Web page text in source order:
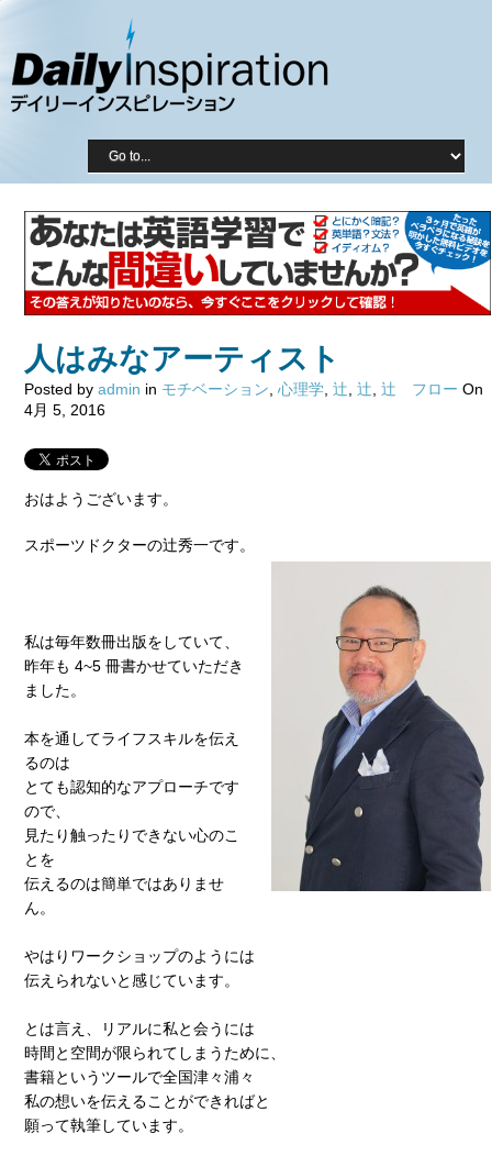
人はみなアーティスト
Posted by admin in モチベーション 心理学 辻 辻 辻 フロー On
4月 5, 2016
おはようございます。
スポーツドクターの辻秀一です。
私は毎年数冊出版をしていて、
昨年も 4~5 冊書かせていただき
ました。
本を通してライフスキルを伝え
るのは
とても認知的なアプローチです
ので、
見たり触ったりできない心のこ
とを
伝えるのは簡単ではありませ
ん。
やはりワークショップのようには
伝えられないと感じています。
とは言え、リアルに私と会うには
時間と空間が限られてしまうために、
書籍というツールで全国津々浦々
私の想いを伝えることができればと
願って執筆しています。